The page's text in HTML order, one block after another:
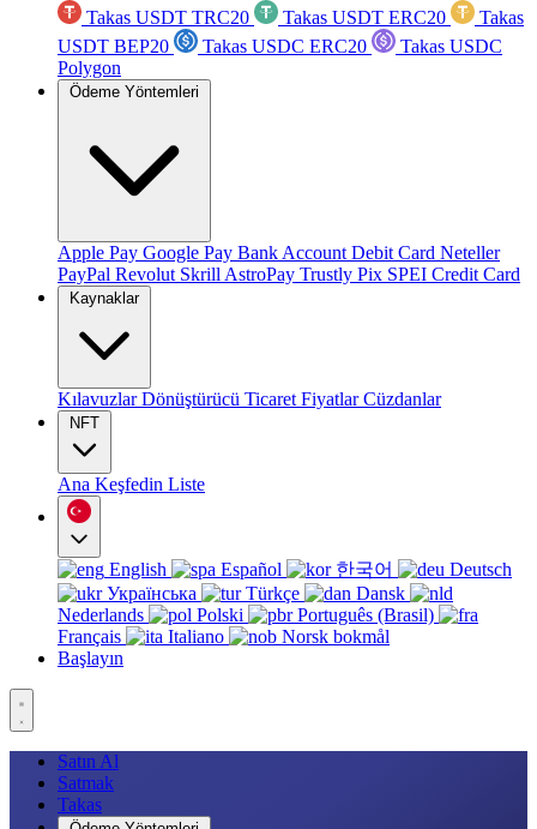
Takas USDT TRC20
Takas USDT ERC20
Takas
USDT BEP20
Takas USDC ERC20
Takas USDC
Polygon
Ödeme Yöntemleri
Apple Pay Google Pay Bank Account Debit Card Neteller
PayPal Revolut Skrill AstroPay Trustly Pix SPEI Credit Card
Kaynaklar
KılavuzlarDönüştürücü Ticaret FiyatlarCüzdanlar
NFT
Ana Keşfedin Liste
English Español 한국어
Deutsch
Українська
Türkçe
Dansk
Nederlands
Polski
Português (Brasil)
Français
Italiano
Norsk bokmål
Başlayın
Satın Al
Satmak
Takas